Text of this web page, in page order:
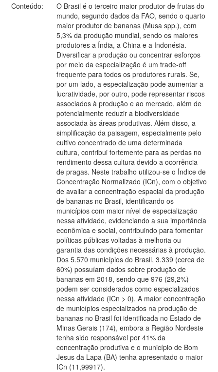
Conteúdo:
O Brasil é o terceiro maior produtor de frutas do
mundo, segundo dados da FAO, sendo o quarto
maior produtor de bananas (Musa spp.), com
5,3% da produção mundial, sendo os maiores
produtores a Índia, a China e a Indonésia.
Diversificar a produção ou concentrar esforços
por meio da especialização é um trade-off
frequente para todos os produtores rurais. Se,
por um lado, a especialização pode aumentar a
lucratividade, por outro, pode representar riscos
associados à produção e ao mercado, além de
potencialmente reduzir a biodiversidade
associada às áreas produtivas. Além disso, a
simplificação da paisagem, especialmente pelo
cultivo concentrado de uma determinada
cultura, contribui fortemente para as perdas no
rendimento dessa cultura devido a ocorrência
de pragas. Neste trabalho utilizou-se o Índice de
Concentração Normalizado (ICn), com o objetivo
de avaliar a concentração espacial da produção
de bananas no Brasil, identificando os
municípios com maior nível de especialização
nessa atividade, evidenciando a sua importância
econômica e social, contribuindo para fomentar
políticas públicas voltadas à melhoria ou
garantia das condições necessárias à produção.
Dos 5.570 municípios do Brasil, 3.339 (cerca de
60%) possuíam dados sobre produção de
bananas em 2018, sendo que 976 (29,2%)
podem ser considerados como especializados
nessa atividade (ICn > 0). A maior concentração
de municípios especializados na produção de
bananas no Brasil foi identificada no Estado de
Minas Gerais (174), embora a Região Nordeste
tenha sido responsável por 41% da
concentração produtiva e o município de Bom
Jesus da Lapa (BA) tenha apresentado o maior
ICn (11,99917).